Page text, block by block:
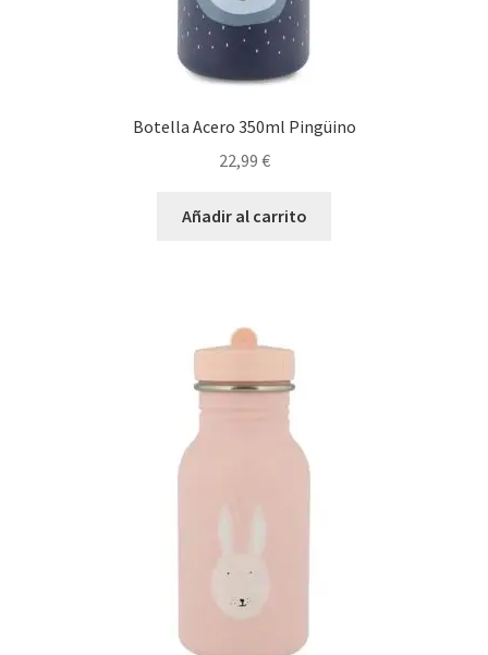
Botella Acero 350ml Pingüino
22,99 €
Añadir al carrito